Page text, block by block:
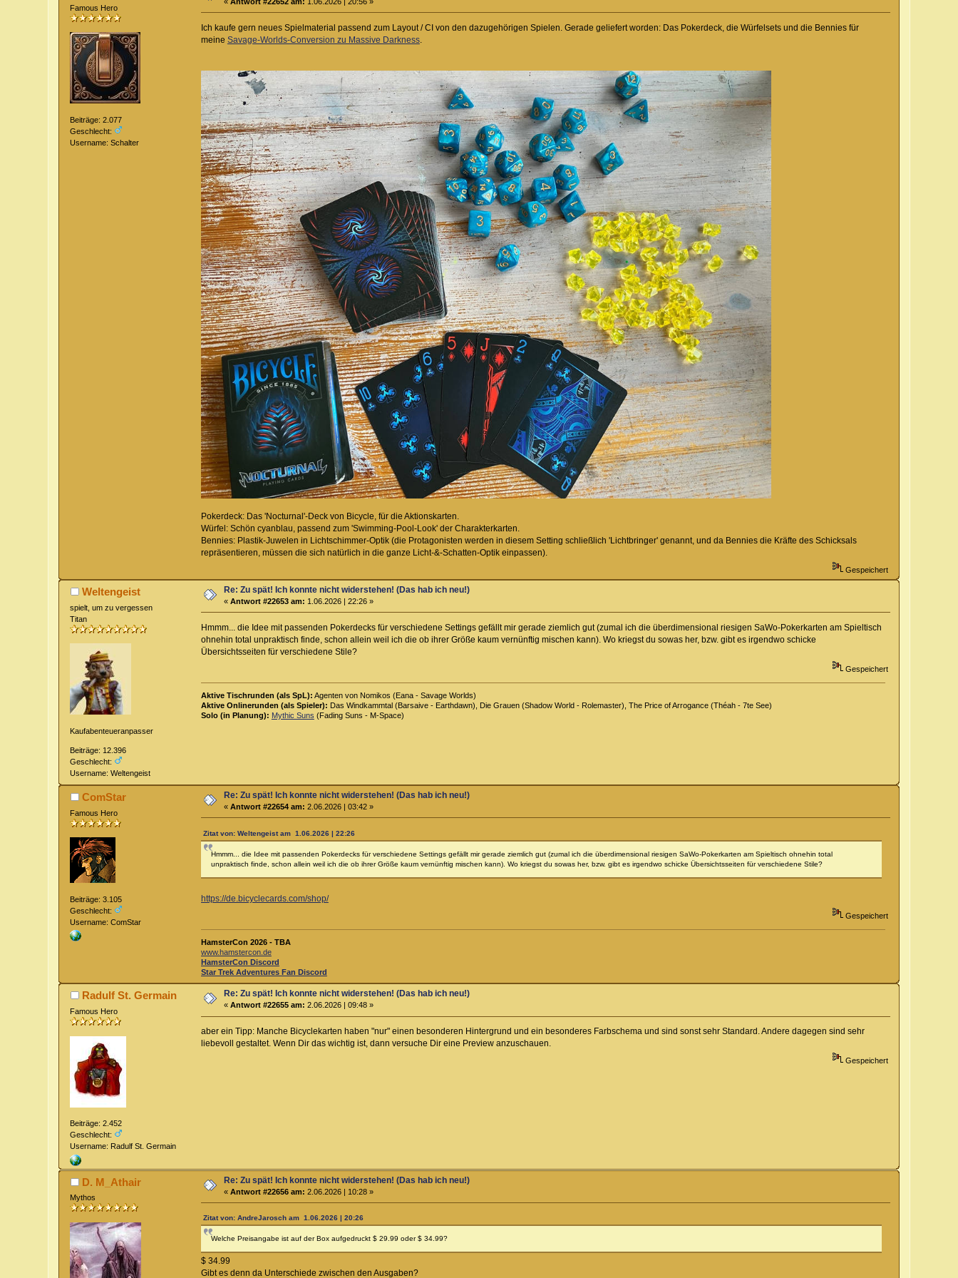
Famous Hero
Beiträge: 2.077
Geschlecht:
Username: Schalter
Ich kaufe gern neues Spielmaterial passend zum Layout / CI von den dazugehörigen Spielen. Gerade geliefert worden: Das Pokerdeck, die Würfelsets und die Bennies für
meine Savage-Worlds-Conversion zu Massive Darkness.
Pokerdeck: Das 'Nocturnal'-Deck von Bicycle, für die Aktionskarten.
Würfel: Schön cyanblau, passend zum 'Swimming-Pool-Look' der Charakterkarten.
Bennies: Plastik-Juwelen in Lichtschimmer-Optik (die Protagonisten werden in diesem Setting schließlich 'Lichtbringer' genannt, und da Bennies die Kräfte des Schicksals
repräsentieren, müssen die sich natürlich in die ganze Licht-&-Schatten-Optik einpassen).
Gespeichert
Weltengeist
spielt, um zu vergessen
Titan
Kaufabenteueranpasser
Beiträge: 12.396
Geschlecht:
Username: Weltengeist
Re: Zu spät! Ich konnte nicht widerstehen! (Das hab ich neu!)
«Antwort #22653 am: 1.06.2026 | 22:26 »
Hmmm... die Idee mit passenden Pokerdecks für verschiedene Settings gefällt mir gerade ziemlich gut (zumal ich die überdimensional riesigen SaWo-Pokerkarten am Spieltisch
ohnehin total unpraktisch finde, schon allein weil ich die ob ihrer Größe kaum vernünftig mischen kann). Wo kriegst du sowas her, bzw. gibt es irgendwo schicke
Übersichtsseiten für verschiedene Stile?
Gespeichert
Aktive Tischrunden (als SpL): Agenten von Nomikos (Eana - Savage Worlds)
Aktive Onlinerunden (als Spieler): Das Windkammtal (Barsaive - Earthdawn), Die Grauen (Shadow World - Rolemaster), The Price of Arrogance (Théah - 7te See)
Solo (in Planung): Mythic Suns (Fading Suns - M-Space)
ComStar
Famous Hero
Beiträge: 3.105
Geschlecht:
Username: ComStar
Re: Zu spät! Ich konnte nicht widerstehen! (Das hab ich neu!)
«Antwort #22654 am: 2.06.2026 | 03:42 »
Zitat von: Weltengeist am 1.06.2026 | 22:26
Hmmm... die Idee mit passenden Pokerdecks für verschiedene Settings gefällt mir gerade ziemlich gut (zumal ich die überdimensional riesigen SaWo-Pokerkarten am Spieltisch ohnehin total
unpraktisch finde, schon allein weil ich die ob ihrer Größe kaum vernünftig mischen kann). Wo kriegst du sowas her, bzw. gibt es irgendwo schicke Übersichtsseiten für verschiedene Stile?
https://de.bicyclecards.com/shop/
Gespeichert
HamsterCon 2026 - TBA
www.hamstercon.de
HamsterCon Discord
Star Trek Adventures Fan Discord
Radulf St. Germain
Famous Hero
Beiträge: 2.452
Geschlecht:
Username: Radulf St. Germain
Re: Zu spät! Ich konnte nicht widerstehen! (Das hab ich neu!)
«Antwort #22655 am: 2.06.2026 | 09:48 »
aber ein Tipp: Manche Bicyclekarten haben "nur" einen besonderen Hintergrund und ein besonderes Farbschema und sind sonst sehr Standard. Andere dagegen sind sehr
liebevoll gestaltet. Wenn Dir das wichtig ist, dann versuche Dir eine Preview anzuschauen.
Gespeichert
D. M_Athair
Mythos
Re: Zu spät! Ich konnte nicht widerstehen! (Das hab ich neu!)
«Antwort #22656 am: 2.06.2026 | 10:28 »
Zitat von: AndreJarosch am 1.06.2026 | 20:26
Welche Preisangabe ist auf der Box aufgedruckt $ 29.99 oder $ 34.99?
$ 34.99
Gibt es denn da Unterschiede zwischen den Ausgaben?